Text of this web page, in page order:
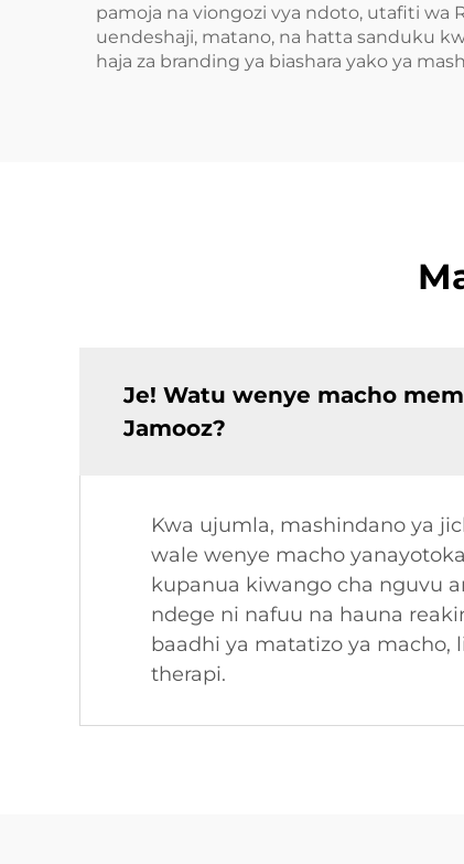
pamoja na viongozi vya ndoto, utafiti wa
uendeshaji, matano, na hatta sanduku
haja za branding ya biashara yako ya
Je! Watu wenye macho
Jamooz?
Kwa ujumla, mashindano ya
wale wenye macho
kupanua kiwango cha nguvu
ndege ni nafuu na hauna
baadhi ya matatizo ya
therapi.